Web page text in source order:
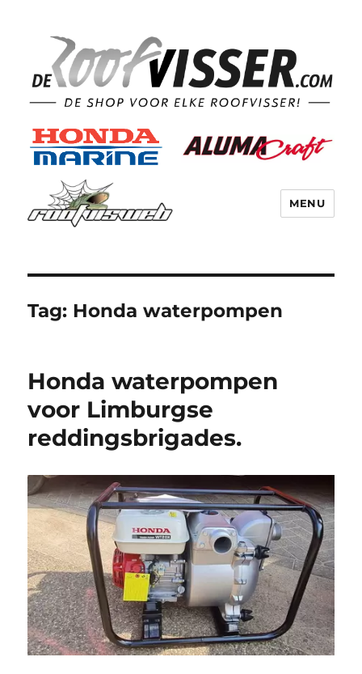
MENU
Tag: Honda waterpompen
Honda waterpompen
voor Limburgse
reddingsbrigades.